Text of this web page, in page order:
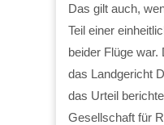
Das gilt auch,
Teil einer
beider Flüge war.
das Landgericht
das Urteil
Gesellschaft für